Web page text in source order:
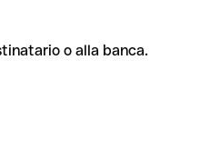
o alla banca.